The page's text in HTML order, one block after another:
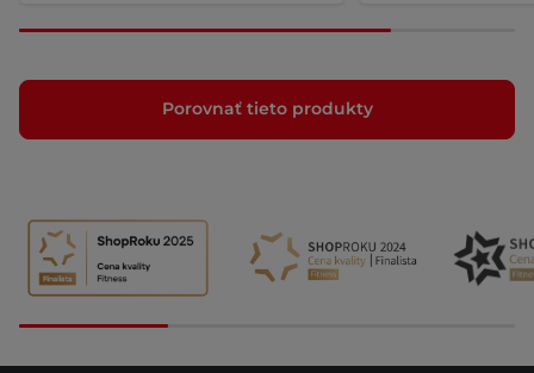
Porovnať tieto produkty